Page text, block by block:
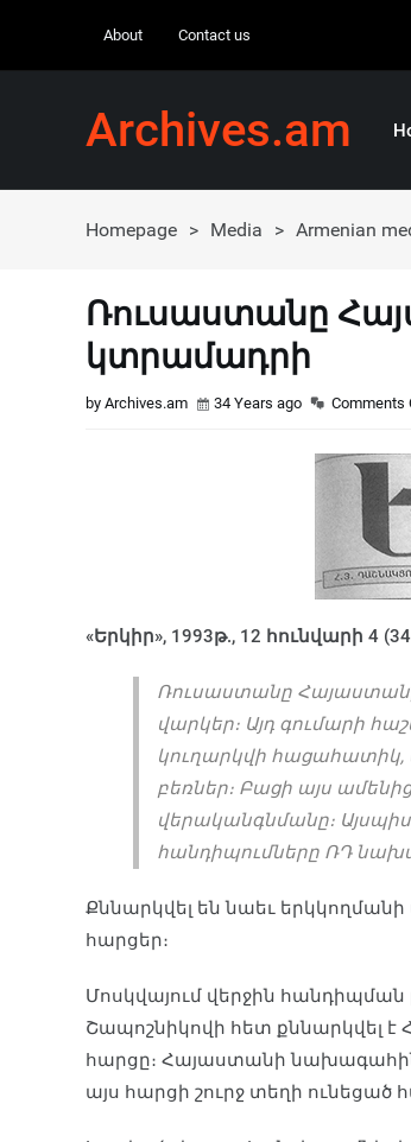
About Contact us
Archives.am
Homepage > Media > Armenian
Ռուսաստանը
կտրամադրի
by Archives.am 34 Years ago Comments
«Երկիր», 1993թ., 12 հունվարի 4
Ռուսաստանը
վարկեր։ Այդ գումարի
կուղարկվի հացահատիկ,
բեռներ։ Բացի այս
վերականգնմանը։
հանդիպում­ները ՌԴ
Քննարկվել են նաեւ
հարցեր։
Մոսկվայում վերջին
Շապոշնիկովի հետ քննարկվել
հարցը։ Հայաստանի նա­խագահին
այս հարցի շուրջ տեղի ունեցած